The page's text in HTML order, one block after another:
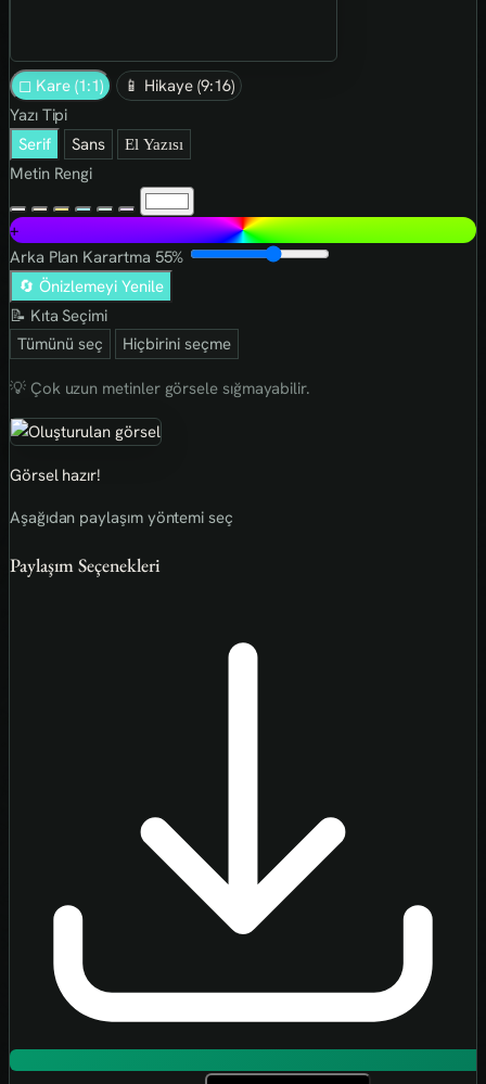
◻ Kare (1:1)
📱 Hikaye (9:16)
Yazı Tipi
Serif
Sans El Yazısı
Metin Rengi
+
Arka Plan Karartma 55%
🔄 Önizlemeyi Yenile
📝 Kıta Seçimi
Tümünü seç
Hiçbirini seçme
💡 Çok uzun metinler görsele sığmayabilir.
Görsel hazır!
Aşağıdan paylaşım yöntemi seç
Paylaşım Seçenekleri